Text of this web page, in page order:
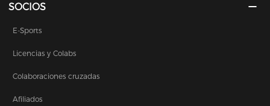
SOCIOS
E-Sports
Licencias y Colabs
Colaboraciones cruzadas
Afiliados